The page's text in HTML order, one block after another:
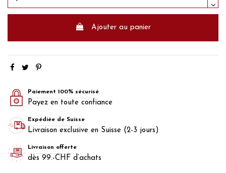
Ajouter au panier
Paiement 100% sécurisé
Payez en toute confiance
Expédiée de Suisse
Livraison exclusive en Suisse (2-3 jours)
Livraison offerte
dès 99.-CHF d’achats